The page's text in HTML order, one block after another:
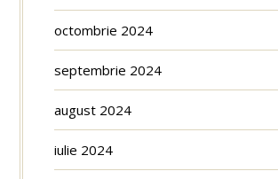
octombrie 2024
septembrie 2024
august 2024
iulie 2024